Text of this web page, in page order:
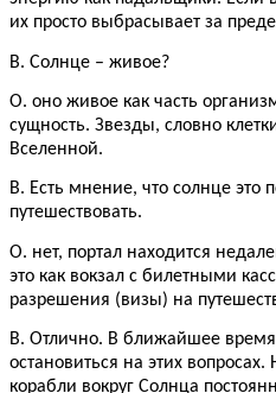
их просто выбрасывает за
В. Солнце – живое?
О. оно живое как часть
сущность. Звезды, словно
Вселенной.
В. Есть мнение, что солнце это
путешествовать.
О. нет, портал находится
это как вокзал с билетными
разрешения (визы) на
В. Отлично. В ближайшее
остановиться на этих
корабли вокруг Солнца